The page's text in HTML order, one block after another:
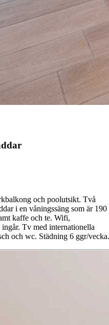
och poolutsikt. Två
i en våningssäng som är 190
kaffe och te. Wifi,
Tv med internationella
och wc. Städning 6 ggr/vecka.